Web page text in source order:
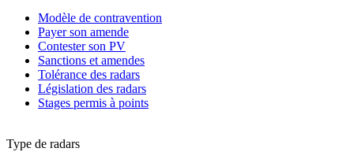
Modèle de contravention
Payer son amende
Contester son PV
Sanctions et amendes
Tolérance des radars
Législation des radars
Stages permis à points
Type de radars